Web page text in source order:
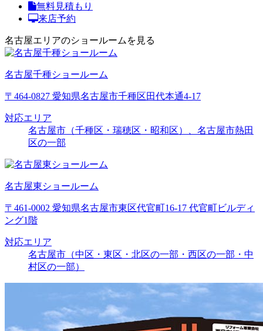
無料見積もり
来店予約
名古屋エリアのショールームを見る
名古屋千種ショールーム
〒464-0827 愛知県名古屋市千種区田代本通4-17
対応エリア
名古屋市（千種区・瑞穂区・昭和区）、名古屋市熱田
区の一部
名古屋東ショールーム
〒461-0002 愛知県名古屋市東区代官町16-17 代官町ビルディ
ング1階
対応エリア
名古屋市（中区・東区・北区の一部・西区の一部・中
村区の一部）